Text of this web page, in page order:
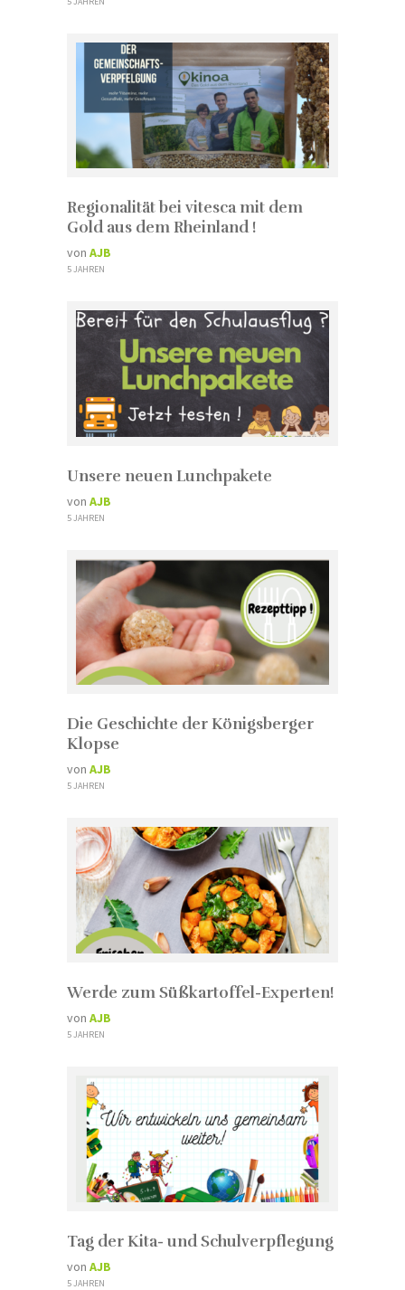
Regionalität bei vitesca mit dem
Gold aus dem Rheinland !
von AJB
5 JAHREN
Unsere neuen Lunchpakete
von AJB
5 JAHREN
Die Geschichte der Königsberger
Klopse
von AJB
5 JAHREN
Werde zum Süßkartoffel-Experten!
von AJB
5 JAHREN
Tag der Kita- und Schulverpflegung
von AJB
5 JAHREN